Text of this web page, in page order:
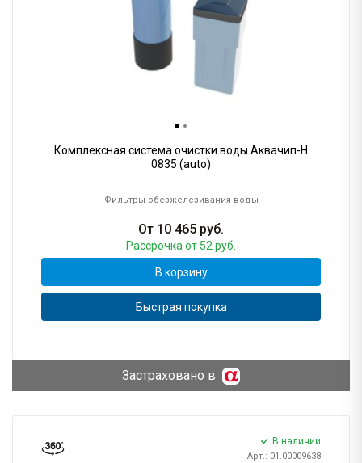
Комплексная система очистки воды Аквачип-H
0835 (auto)
Фильтры обезжелезивания воды
От 10 465 руб.
Рассрочка от 52 руб.
В корзину
Быстрая покупка
Застраховано в
В наличии
Арт.: 01.00009638